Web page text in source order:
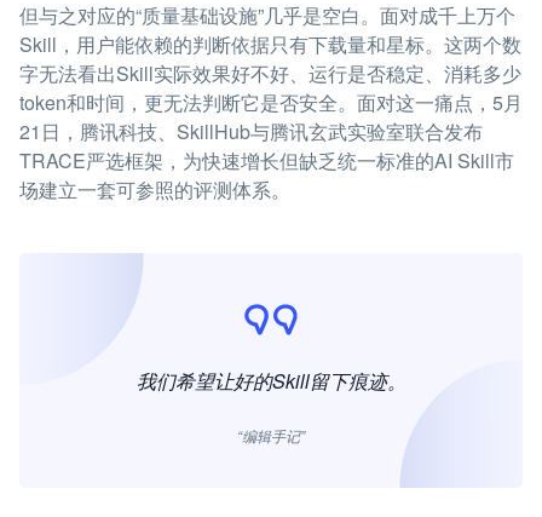
但与之对应的“质量基础设施”几乎是空白。面对成千上万个
Skill，用户能依赖的判断依据只有下载量和星标。这两个数
字无法看出Skill实际效果好不好、运行是否稳定、消耗多少
token和时间，更无法判断它是否安全。面对这一痛点，5月
21日，腾讯科技、SkillHub与腾讯玄武实验室联合发布
TRACE严选框架，为快速增长但缺乏统一标准的AI Skill市
场建立一套可参照的评测体系。
我们希望让好的Skill留下痕迹。
“编辑手记”